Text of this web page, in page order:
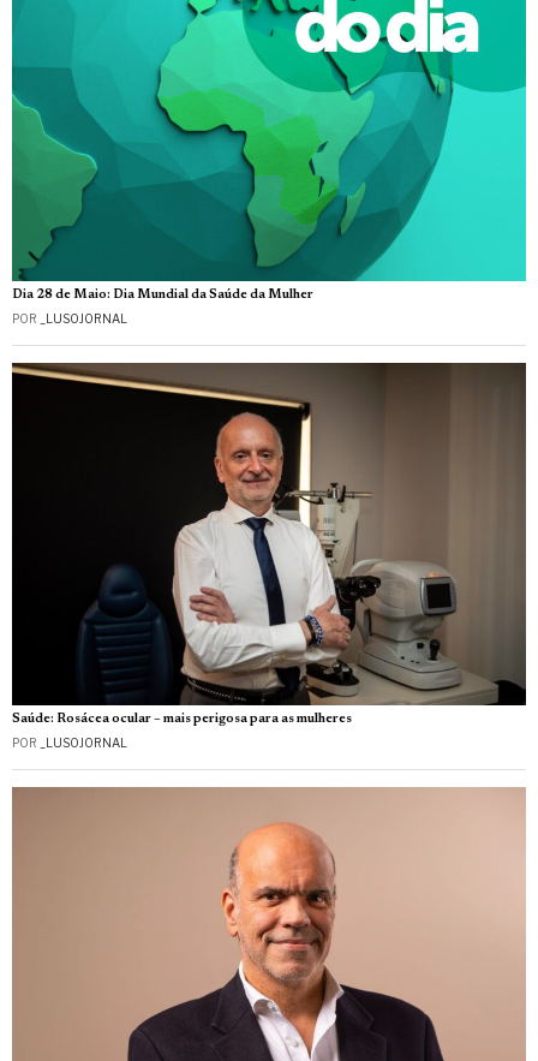
Dia 28 de Maio: Dia Mundial da Saúde da Mulher
POR _LUSOJORNAL
Saúde: Rosácea ocular – mais perigosa para as mulheres
POR _LUSOJORNAL